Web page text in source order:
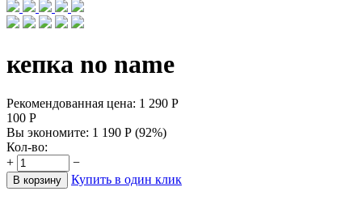
кепка no name
Рекомендованная цена: 1 290 Р
100 Р
Вы экономите: 1 190 Р (92%)
Кол-во:
+
−
В корзину Купить в один клик